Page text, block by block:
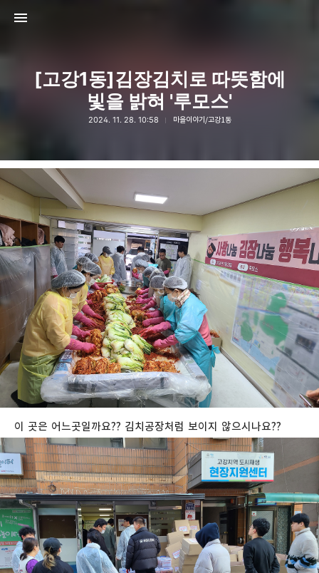
[고강1동]김장김치로 따뜻함에
빛을 밝혀 '루모스'
2024. 11. 28. 10:58 마을이야기/고강1동
이 곳은 어느곳일까요?? 김치공장처럼 보이지 않으시나요??
고강종합사회복지관